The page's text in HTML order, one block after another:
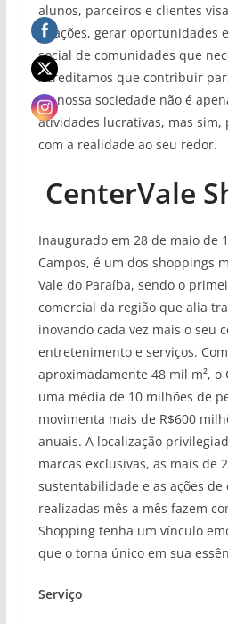
alunos, parceiros e clientes
doações, gerar oportunidades
social de comunidades que
Acreditamos que contribuir
da nossa sociedade não é
atividades lucrativas, mas sim,
com a realidade ao seu redor.
CenterVale
Inaugurado em 28 de maio de
Campos, é um dos shoppings
Vale do Paraíba, sendo o
comercial da região que alia
inovando cada vez mais o seu
entretenimento e serviços.
aproximadamente 48 mil m², o
uma média de 10 milhões de
movimenta mais de R$600
anuais. A localização
marcas exclusivas, as mais de
sustentabilidade e as ações
realizadas mês a mês fazem
Shopping tenha um vínculo
que o torna único em sua
Serviço